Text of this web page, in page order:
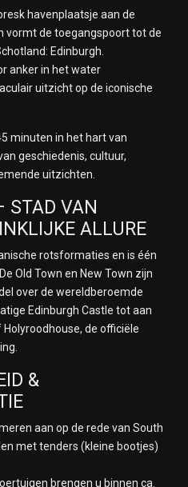
havenplaatsje aan de
vormt de toegangspoort tot de
Edinburgh.
anker in het water
uitzicht op de iconische
minuten in het hart van
geschiedenis, cultuur,
uitzichten.
STAD VAN
ALLURE
rotsformaties en is één
Old Town en New Town zijn
over de wereldberoemde
Edinburgh Castle tot aan
de officiële
&
aan op de rede van South
met tenders (kleine bootjes)
brengen u binnen ca.